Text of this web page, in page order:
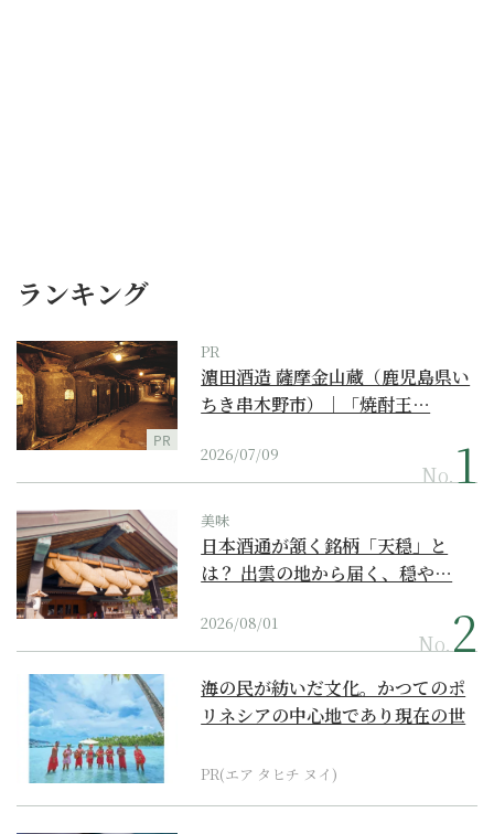
ランキング
PR
PR
濵田酒造 薩摩金山蔵（鹿児島県い
ちき串木野市）｜「焼酎王…
2026/07/09
No.
美味
日本酒通が頷く銘柄「天穏」と
は？ 出雲の地から届く、穏や…
2026/08/01
No.
海の民が紡いだ文化。かつてのポ
リネシアの中心地であり現在の世
PR(エア タヒチ ヌイ)